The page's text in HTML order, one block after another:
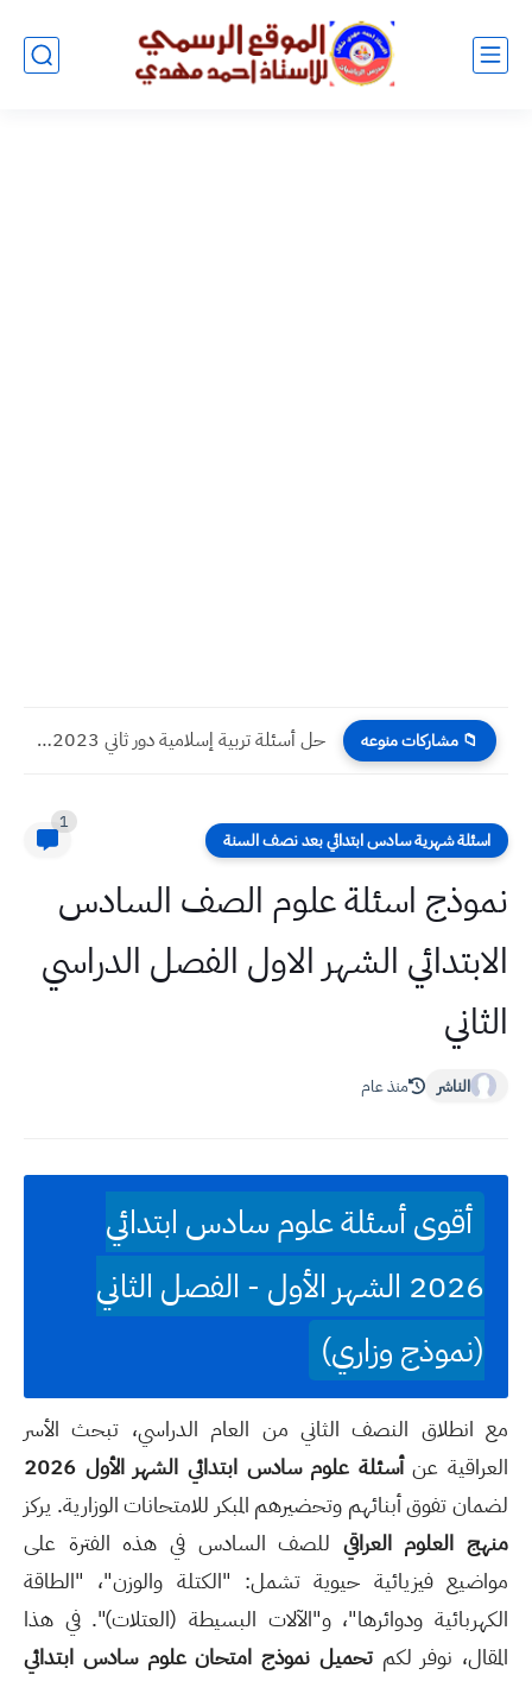
📁 مشاركات منوعه حل أسئلة تربية إسلامية دور ثاني 2023 صف سادس تطبيقي
اسئلة شهرية سادس ابتدائي بعد نصف السنة
1
نموذج اسئلة علوم الصف السادس
الابتدائي الشهر الاول الفصل الدراسي
الثاني
الناشر منذ عام
أقوى أسئلة علوم سادس ابتدائي
2026 الشهر الأول - الفصل الثاني
(نموذج وزاري)
مع انطلاق النصف الثاني من العام الدراسي، تبحث الأسر
العراقية عنأسئلة علوم سادس ابتدائي الشهر الأول 2026
لضمان تفوق أبنائهم وتحضيرهم المبكر للامتحانات الوزارية. يركز
منهج العلوم العراقي للصف السادس في هذه الفترة على
مواضيع فيزيائية حيوية تشمل: "الكتلة والوزن"، "الطاقة
الكهربائية ودوائرها"، و"الآلات البسيطة (العتلات)". في هذا
المقال، نوفر لكمتحميل نموذج امتحان علوم سادس ابتدائي